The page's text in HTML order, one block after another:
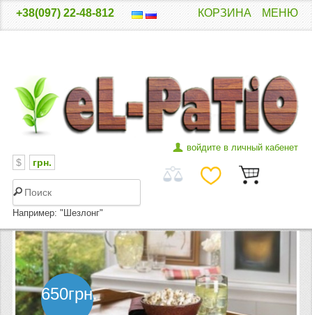
+38(097) 22-48-812 КОРЗИНА МЕНЮ
$ грн.
Например: "Шезлонг"
войдите в личный кабенет
ГЛАВНАЯ
КАТАЛОГ ТОВАРА
ДЕРЕВЯННЫЕ ШЕЗЛОНГИ
650грн.